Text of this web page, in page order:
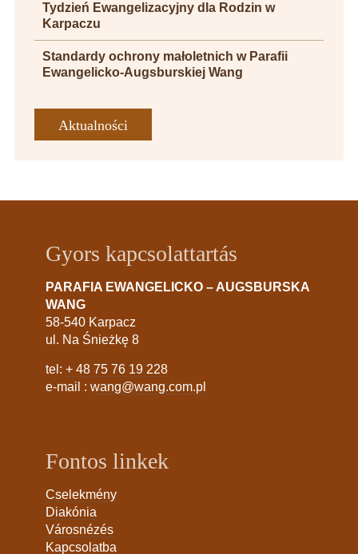
Tydzień Ewangelizacyjny dla Rodzin w
Karpaczu
Standardy ochrony małoletnich w Parafii
Ewangelicko-Augsburskiej Wang
Aktualności
Gyors kapcsolattartás
PARAFIA EWANGELICKO – AUGSBURSKA
WANG
58-540 Karpacz
ul. Na Śnieżkę 8
tel: + 48 75 76 19 228
e-mail : wang@wang.com.pl
Fontos linkek
Cselekmény
Diakónia
Városnézés
Kapcsolatba